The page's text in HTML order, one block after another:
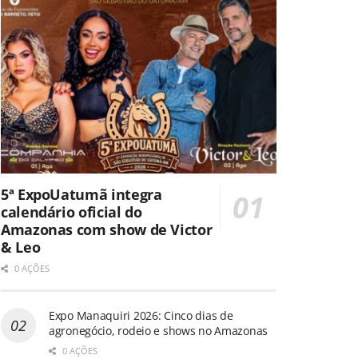
5ª ExpoUatumã integra
calendário oficial do
Amazonas com show de Victor
& Leo
0 AÇÕES
Expo Manaquiri 2026: Cinco dias de
agronegócio, rodeio e shows no Amazonas
0 AÇÕES